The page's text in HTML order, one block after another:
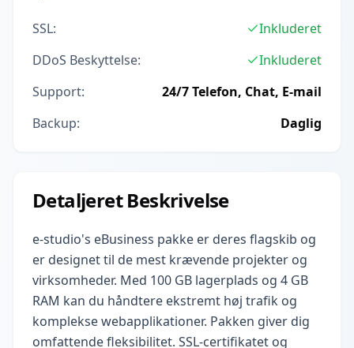
SSL:
Inkluderet
DDoS Beskyttelse:
Inkluderet
Support:
24/7 Telefon, Chat, E-mail
Backup:
Daglig
Detaljeret Beskrivelse
e-studio's eBusiness pakke er deres flagskib og
er designet til de mest krævende projekter og
virksomheder. Med 100 GB lagerplads og 4 GB
RAM kan du håndtere ekstremt høj trafik og
komplekse webapplikationer. Pakken giver dig
omfattende fleksibilitet. SSL-certifikatet og